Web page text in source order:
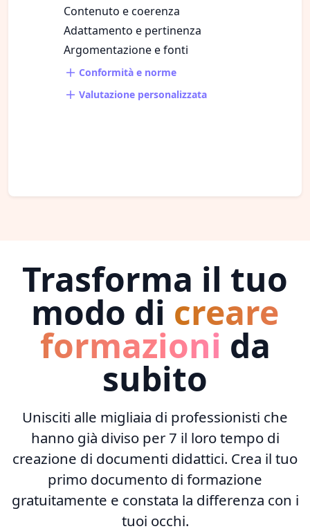
Contenuto e coerenza
Adattamento e pertinenza
Argomentazione e fonti
Conformità e norme
Valutazione personalizzata
Trasforma il tuo
modo di creare
formazioni da
subito
Unisciti alle migliaia di professionisti che
hanno già diviso per 7 il loro tempo di
creazione di documenti didattici. Crea il tuo
primo documento di formazione
gratuitamente e constata la differenza con i
tuoi occhi.